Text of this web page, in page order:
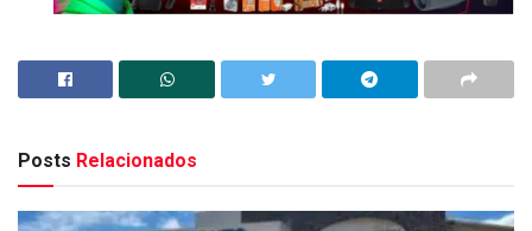
Posts Relacionados